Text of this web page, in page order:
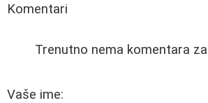
Komentari
Trenutno nema komentara
Vaše ime: